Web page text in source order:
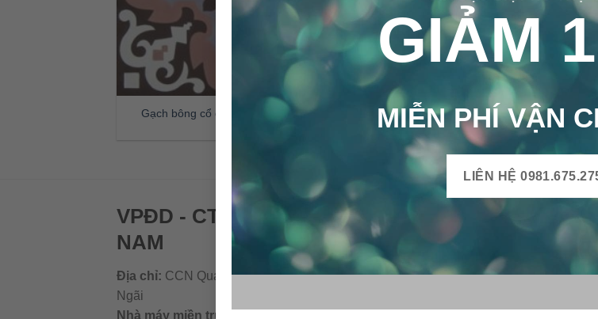
GIẢM
MIỄN PHÍ VẬN
LIÊN HỆ
Gạch bông cổ điển CTS 18.2
VPĐD - CTY TNHH GẠCH BÔNG VIỆT
NAM
Địa chỉ: CCN Quán Lát, Xã Đức Chánh, Huyện Mộ Đức, Tỉnh Quảng
Ngãi
Nhà máy miền trung:
Mô tả